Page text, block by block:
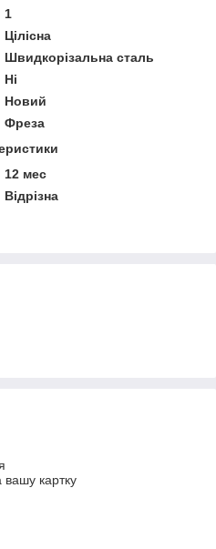
1
Цілісна
Швидкорізальна сталь
Ні
Новий
Фреза
12 мес
Відрізна
вашу картку